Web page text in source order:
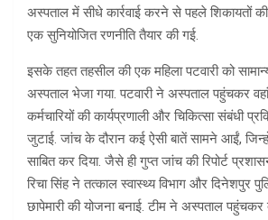
अस्पताल में सीधे कार्रवाई करने से पहले शिकायतों
एक सुनियोजित रणनीति तैयार की गई.
इसके तहत तहसील की एक महिला पटवारी को
अस्पताल भेजा गया. पटवारी ने अस्पताल पहुंचकर
कर्मचारियों की कार्यप्रणाली और चिकित्सा संबंधी
जुटाई. जांच के दौरान कई ऐसी बातें सामने आईं,
साबित कर दिया. जैसे ही गुप्त जांच की रिपोर्ट
रिचा सिंह ने तत्काल स्वास्थ्य विभाग और दिनेशपुर
छापेमारी की योजना बनाई. टीम ने अस्पताल